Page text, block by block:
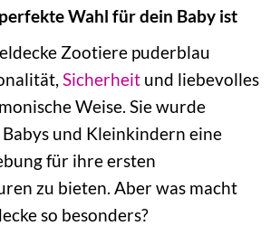
Wahl für dein Baby ist
Zootiere puderblau
Sicherheit und liebevolles
Weise. Sie wurde
und Kleinkindern eine
für ihre ersten
zu bieten. Aber was macht
so besonders?